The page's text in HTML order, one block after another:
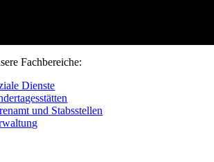
Fachbereiche:
Dienste
und Stabsstellen